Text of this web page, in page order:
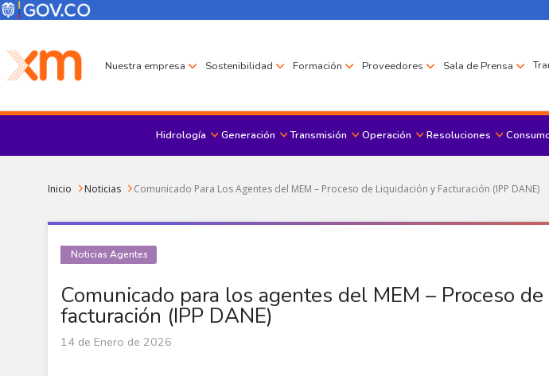
Pasar al contenido principal
Menú Corporativo
Menú de encabezado
Nuestra empresa Sostenibilidad Formación Proveedores Sala de Prensa
Hidrología Generación Transmisión Operación Resoluciones
Sobrescribir enlaces de ayuda a la navegación
Inicio Noticias Comunicado Para Los Agentes del MEM – Proceso de Liquidación y Facturación (IPP DANE)
Comunicado para los agentes del MEM – Proceso
facturación (IPP DANE)
Noticias Agentes
14 de Enero de 2026